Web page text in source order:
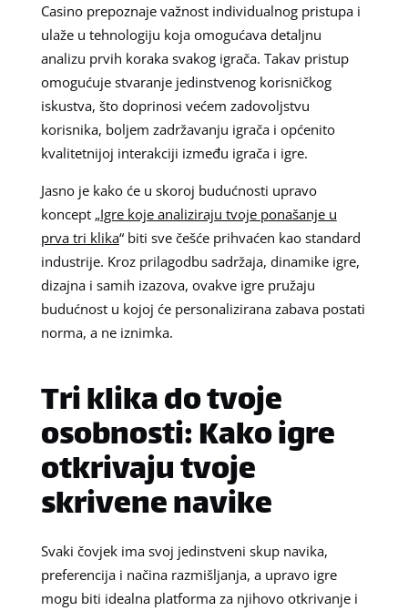
Casino prepoznaje važnost individualnog pristupa i
ulaže u tehnologiju koja omogućava detaljnu
analizu prvih koraka svakog igrača. Takav pristup
omogućuje stvaranje jedinstvenog korisničkog
iskustva, što doprinosi većem zadovoljstvu
korisnika, boljem zadržavanju igrača i općenito
kvalitetnijoj interakciji između igrača i igre.
Jasno je kako će u skoroj budućnosti upravo
koncept „Igre koje analiziraju tvoje ponašanje u
prva tri klika“ biti sve češće prihvaćen kao standard
industrije. Kroz prilagodbu sadržaja, dinamike igre,
dizajna i samih izazova, ovakve igre pružaju
budućnost u kojoj će personalizirana zabava postati
norma, a ne iznimka.
Tri klika do tvoje
osobnosti: Kako igre
otkrivaju tvoje
skrivene navike
Svaki čovjek ima svoj jedinstveni skup navika,
preferencija i načina razmišljanja, a upravo igre
mogu biti idealna platforma za njihovo otkrivanje i